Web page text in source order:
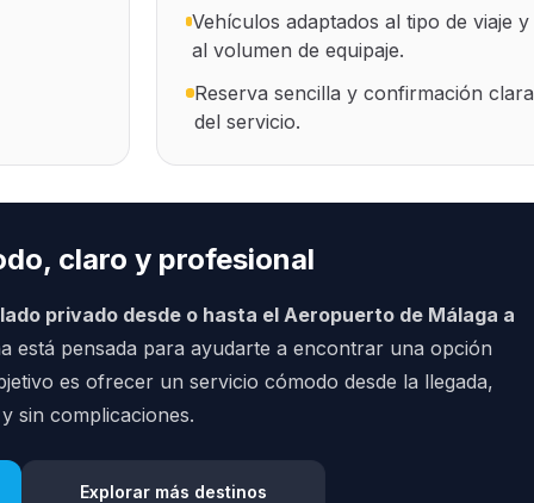
Vehículos adaptados al tipo de viaje y
al volumen de equipaje.
Reserva sencilla y confirmación clara
del servicio.
claro y profesional
privado desde o hasta el Aeropuerto de Málaga a
está pensada para ayudarte a encontrar una opción
es ofrecer un servicio cómodo desde la llegada,
sin complicaciones.
Explorar más destinos